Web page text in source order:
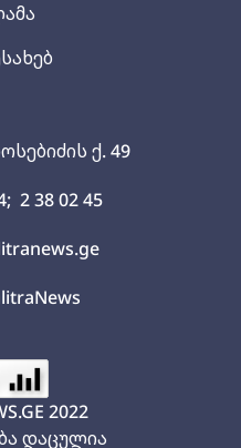
ქ. 49
2 38 02 45
2022
დაცულია